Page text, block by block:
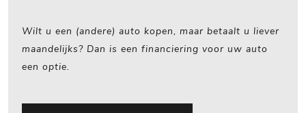
Wilt u een (andere) auto kopen, maar betaalt u liever
maandelijks? Dan is een financiering voor uw auto
een optie.